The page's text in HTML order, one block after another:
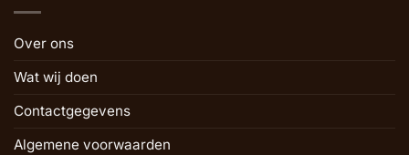
Over ons
Wat wij doen
Contactgegevens
Algemene voorwaarden